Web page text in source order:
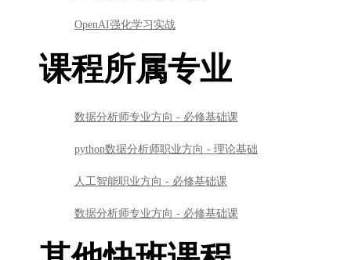
OpenAI强化学习实战
课程所属专业
数据分析师专业方向 - 必修基础课
python数据分析师职业方向 - 理论基础
人工智能职业方向 - 必修基础课
数据分析师专业方向 - 必修基础课